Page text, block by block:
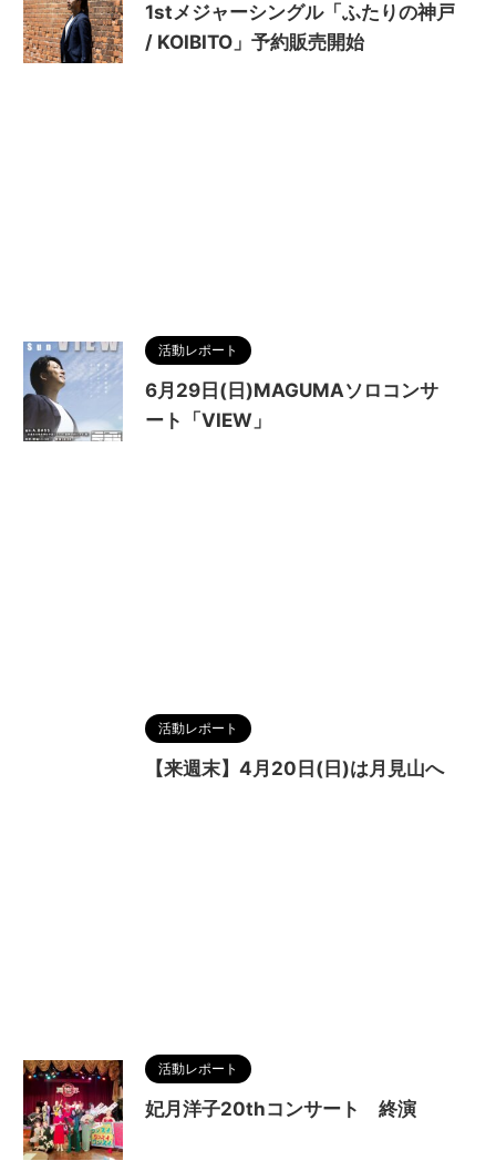
1stメジャーシングル「ふたりの神戸
/ KOIBITO」予約販売開始
活動レポート
6月29日(日)MAGUMAソロコンサ
ート「VIEW」
活動レポート
【来週末】4月20日(日)は月見山へ
活動レポート
妃月洋子20thコンサート 終演